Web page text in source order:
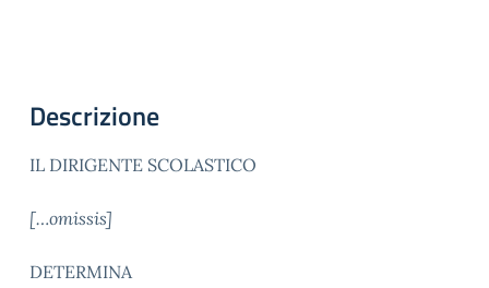
Descrizione
IL DIRIGENTE SCOLASTICO
[…omissis]
DETERMINA